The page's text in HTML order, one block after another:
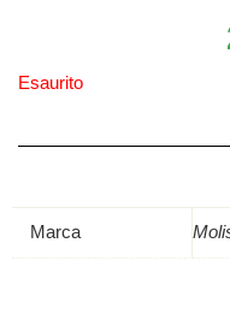
Esaurito
Marca